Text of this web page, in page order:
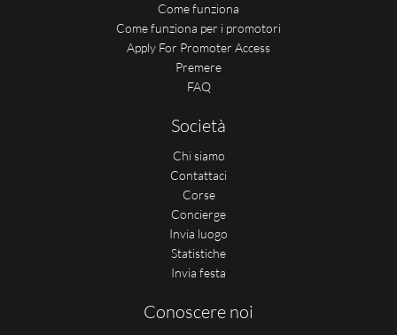
Come funziona
Come funziona per i promotori
Apply For Promoter Access
Premere
FAQ
Società
Chi siamo
Contattaci
Corse
Concierge
Invia luogo
Statistiche
Invia festa
Conoscere noi